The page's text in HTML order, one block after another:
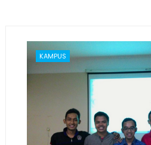
KAMPUS